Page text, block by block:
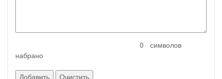
символов
набрано